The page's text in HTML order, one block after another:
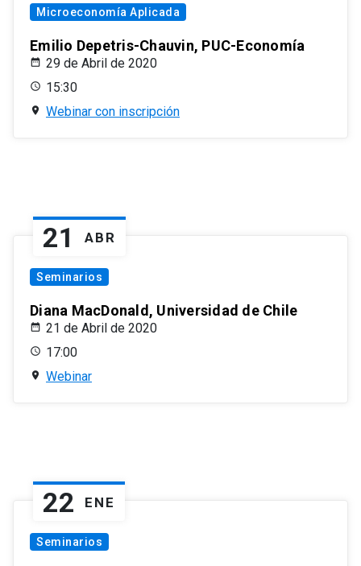
Microeconomía Aplicada
Emilio Depetris-Chauvin, PUC-Economía
29 de Abril de 2020
15:30
Webinar con inscripción
21 ABR
Seminarios
Diana MacDonald, Universidad de Chile
21 de Abril de 2020
17:00
Webinar
22 ENE
Seminarios